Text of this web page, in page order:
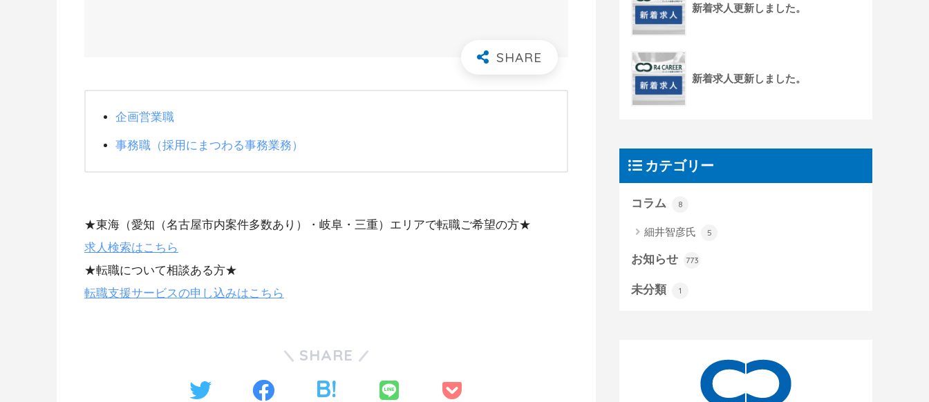
企画営業職
事務職（採用にまつわる事務業務）
★東海（愛知（名古屋市内案件多数あり）・岐阜・三重）エリアで転職ご希望の方★
求人検索はこちら
★転職について相談ある方★
転職支援サービスの申し込みはこちら
SHARE
新着求人更新しました。
新着求人更新しました。
カテゴリー
コラム 8
細井智彦氏 5
お知らせ 773
未分類 1